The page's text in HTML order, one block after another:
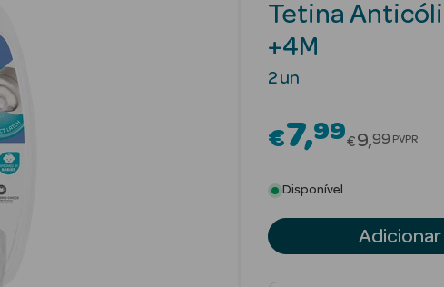
Tetina
+4M
2 un
€7 99Price
€9 99 PVPR
Disponível
Adicionar